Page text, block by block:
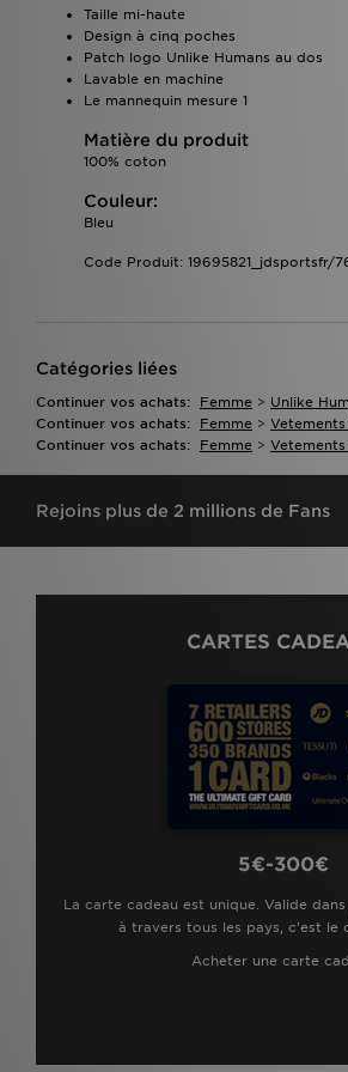
Taille mi-haute
Design à cinq poches
Patch logo Unlike Humans au dos
Lavable en machine
Le mannequin mesure 1
Matière du produit
100% coton
Couleur:
Bleu
Code Produit: 19695821_jdsportsfr/
Catégories liées
Continuer vos achats: Femme > Unlike
Continuer vos achats:
Femme >
Continuer vos achats:
Femme >
Rejoins plus de 2 millions de Fans
CARTES
5€-300€
La carte cadeau est unique. Valide
à travers tous les pays, c'est le
Acheter une carte